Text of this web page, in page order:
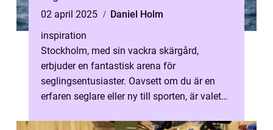
02 april 2025
Daniel Holm
inspiration
Stockholm, med sin vackra skärgård,
erbjuder en fantastisk arena för
seglingsentusiaster. Oavsett om du är en
erfaren seglare eller ny till sporten, är valet